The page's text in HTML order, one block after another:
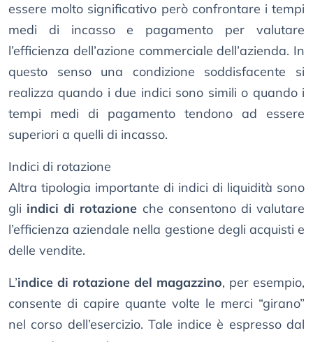
essere molto significativo però confrontare i tempi
medi di incasso e pagamento per valutare
l’efficienza dell’azione commerciale dell’azienda. In
questo senso una condizione soddisfacente si
realizza quando i due indici sono simili o quando i
tempi medi di pagamento tendono ad essere
superiori a quelli di incasso.
Indici di rotazione
Altra tipologia importante di indici di liquidità sono
gli indici di rotazione che consentono di valutare
l’efficienza aziendale nella gestione degli acquisti e
delle vendite.
L’indice di rotazione del magazzino, per esempio,
consente di capire quante volte le merci “girano”
nel corso dell’esercizio. Tale indice è espresso dal